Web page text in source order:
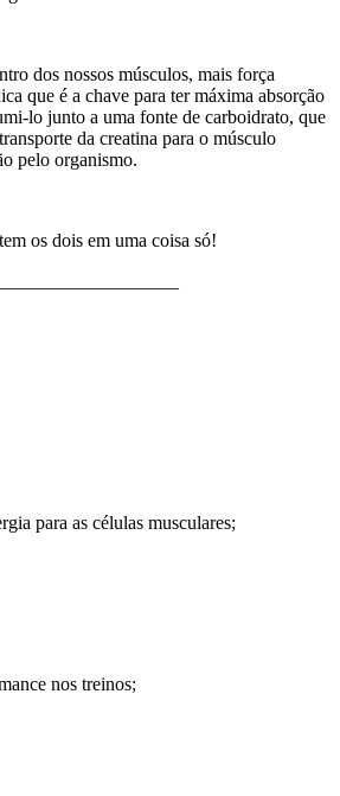
dos nossos músculos, mais força
que é a chave para ter máxima absorção
lo junto a uma fonte de carboidrato, que
da creatina para o músculo
pelo organismo.
os dois em uma coisa só!
para as células musculares;
nos treinos;